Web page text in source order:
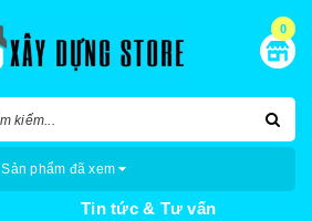
0
Sản phẩm đã xem
Tin tức & Tư vấn